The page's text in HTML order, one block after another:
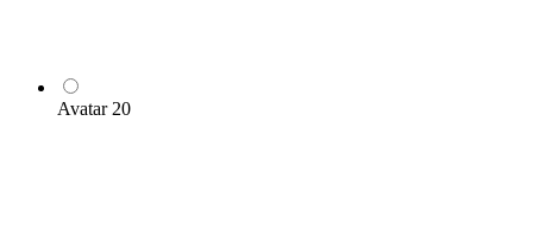
Avatar 20